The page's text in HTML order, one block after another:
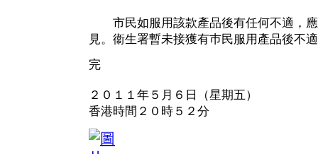
市民如服用該款產品後有任何不適，應
見。衞生署暫未接獲有巿民服用產品後不
完
２０１１年５月６日（星期五）
香港時間２０時５２分